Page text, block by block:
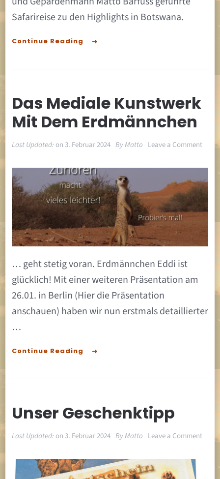
Safarireise zu den Highlights in Botswana.
Continue Reading
Das Mediale Kunstwerk
Mit Dem Erdmännchen
Last Updated:on3. Februar 2024 ByMatto Leave a Commenton
mit
dem
… geht stetig voran. Erdmännchen Eddi ist
glücklich! Mit einer weiteren Präsentation am
26.01. in Berlin (Hier die Präsentation
anschauen) haben wir nun erstmals detaillierter
…
Continue Reading
Unser Geschenktipp
Last Updated:on3. Februar 2024 ByMatto Leave a Commenton